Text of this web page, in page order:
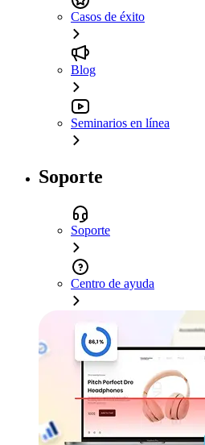
Casos de éxito
Blog
Seminarios en línea
Soporte
Soporte
Centro de ayuda